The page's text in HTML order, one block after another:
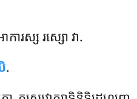
ាការស្ស រស្សោ វា.
.